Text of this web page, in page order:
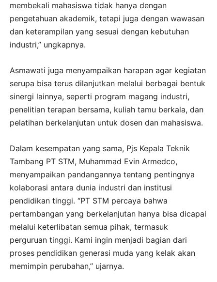
membekali mahasiswa tidak hanya dengan
pengetahuan akademik, tetapi juga dengan wawasan
dan keterampilan yang sesuai dengan kebutuhan
industri,” ungkapnya.
Asmawati juga menyampaikan harapan agar kegiatan
serupa bisa terus dilanjutkan melalui berbagai bentuk
sinergi lainnya, seperti program magang industri,
penelitian terapan bersama, kuliah tamu berkala, dan
pelatihan berkelanjutan untuk dosen dan mahasiswa.
Dalam kesempatan yang sama, Pjs Kepala Teknik
Tambang PT STM, Muhammad Evin Armedco,
menyampaikan pandangannya tentang pentingnya
kolaborasi antara dunia industri dan institusi
pendidikan tinggi. “PT STM percaya bahwa
pertambangan yang berkelanjutan hanya bisa dicapai
melalui keterlibatan semua pihak, termasuk
perguruan tinggi. Kami ingin menjadi bagian dari
proses pendidikan generasi muda yang kelak akan
memimpin perubahan,” ujarnya.